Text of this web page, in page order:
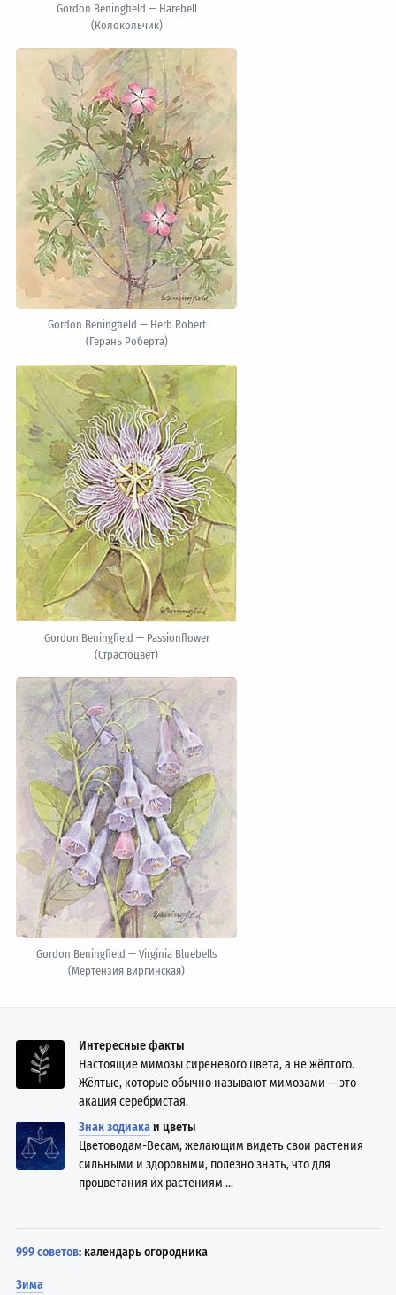
Gordon Beningfield — Harebell
(Колокольчик)
Gordon Beningfield — Herb Robert
(Герань Роберта)
Gordon Beningfield — Passionflower
(Страстоцвет)
Gordon Beningfield — Virginia Bluebells
(Мертензия виргинская)
Интересные факты
Настоящие мимозы сиреневого цвета, а не жёлтого.
Жёлтые, которые обычно называют мимозами — это
акация серебристая.
Знак зодиака и цветы
Цветоводам-Весам, желающим видеть свои растения
сильными и здоровыми, полезно знать, что для
процветания их растениям ...
999 советов: календарь огородника
Зима